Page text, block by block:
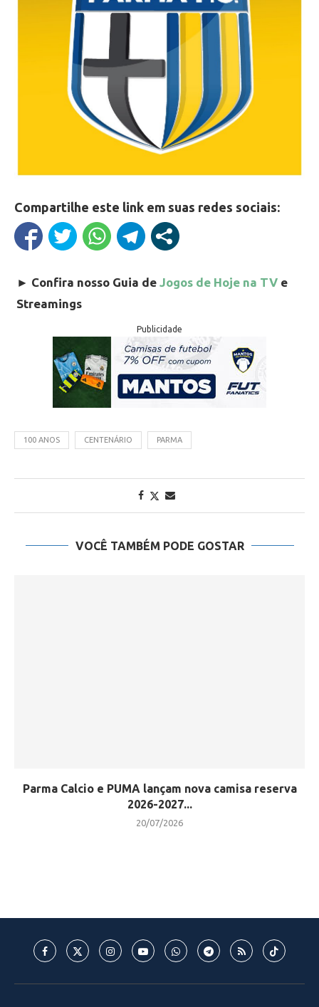
Compartilhe este link em suas redes sociais:
► Confira nosso Guia de Jogos de Hoje na TV e
Streamings
Publicidade
100 ANOS CENTENÁRIO PARMA
VOCÊ TAMBÉM PODE GOSTAR
Parma Calcio e PUMA lançam nova camisa reserva
2026-2027...
20/07/2026